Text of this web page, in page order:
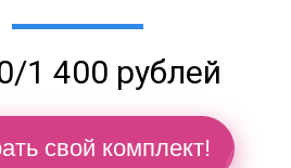
1 400 рублей
свой комплект!